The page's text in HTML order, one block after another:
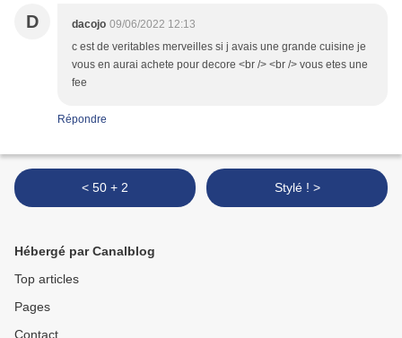
D dacojo 09/06/2022 12:13
c est de veritables merveilles si j avais une grande cuisine je
vous en aurai achete pour decore <br /> <br /> vous etes une
fee
Répondre
< 50 + 2 Stylé ! >
Hébergé par Canalblog
Top articles
Pages
Contact